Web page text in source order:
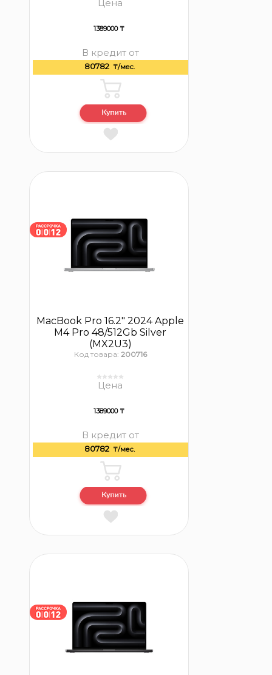
Цена
1389000 ₸
В кредит от
80782 ₸/мес.
MacBook Pro 16.2″ 2024 Apple
M4 Pro 48/512Gb Silver
(MX2U3)
Код товара: 200716
Цена
1389000 ₸
В кредит от
80782 ₸/мес.